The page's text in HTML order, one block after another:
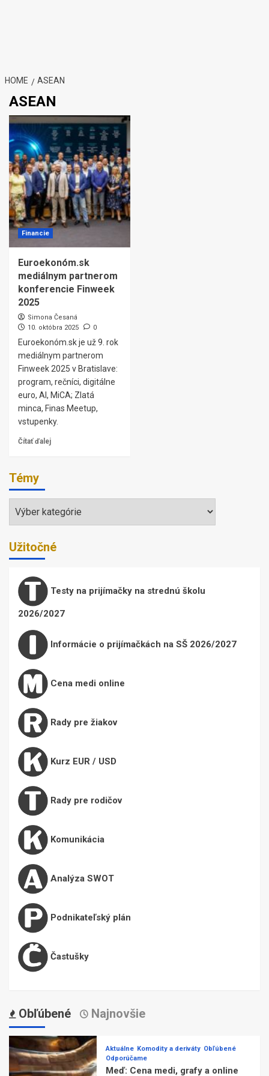
HOME ASEAN
ASEAN
Financie
Euroekonóm.sk
mediálnym partnerom
konferencie Finweek
2025
Simona Česaná
10. októbra 2025
0
Euroekonóm.sk je už 9. rok
mediálnym partnerom
Finweek 2025 v Bratislave:
program, rečníci, digitálne
euro, AI, MiCA; Zlatá
minca, Finas Meetup,
vstupenky.
Čítať ďalej
Témy
Témy
Užitočné
Testy na prijímačky na strednú školu
2026/2027
Informácie o prijímačkách na SŠ 2026/2027
Cena medi online
Rady pre žiakov
Kurz EUR / USD
Rady pre rodičov
Komunikácia
Analýza SWOT
Podnikateľský plán
Častušky
Obľúbené Najnovšie
Aktuálne Komodity a deriváty Obľúbené
Odporúčame
Meď: Cena medi, grafy a online